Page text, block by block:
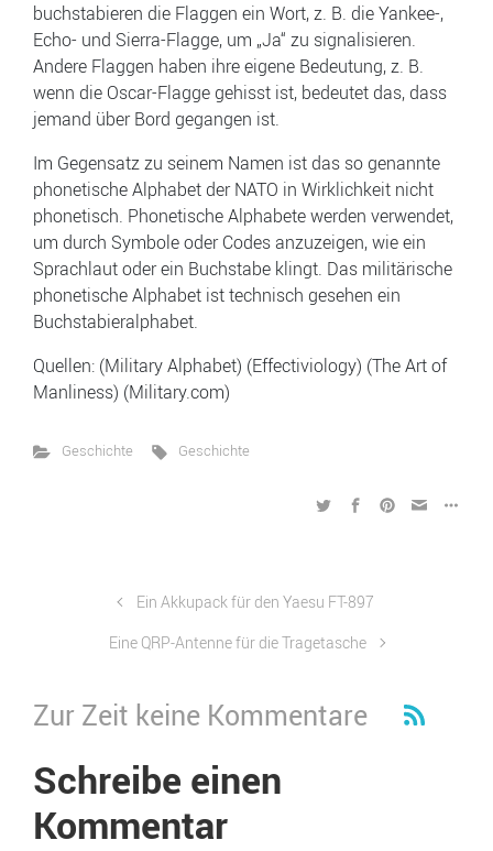
buchstabieren die Flaggen ein Wort, z. B. die Yankee-,
Echo- und Sierra-Flagge, um „Ja“ zu signalisieren.
Andere Flaggen haben ihre eigene Bedeutung, z. B.
wenn die Oscar-Flagge gehisst ist, bedeutet das, dass
jemand über Bord gegangen ist.
Im Gegensatz zu seinem Namen ist das so genannte
phonetische Alphabet der NATO in Wirklichkeit nicht
phonetisch. Phonetische Alphabete werden verwendet,
um durch Symbole oder Codes anzuzeigen, wie ein
Sprachlaut oder ein Buchstabe klingt. Das militärische
phonetische Alphabet ist technisch gesehen ein
Buchstabieralphabet.
Quellen: (Military Alphabet) (Effectiviology) (The Art of
Manliness) (Military.com)
Geschichte Geschichte
Ein Akkupack für den Yaesu FT-897
Eine QRP-Antenne für die Tragetasche
Zur Zeit keine Kommentare
Schreibe einen
Kommentar